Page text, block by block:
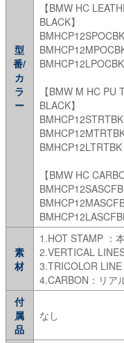
型
番/
カ
ラ
ー
【BMW HC
BLACK】
【BMW M HC PU
BLACK】
【BMW HC
素
材
1.HOT STAMP ：
2.VERTICAL
3.TRICOLOR
4.CARBON：リア
付
属
品
なし